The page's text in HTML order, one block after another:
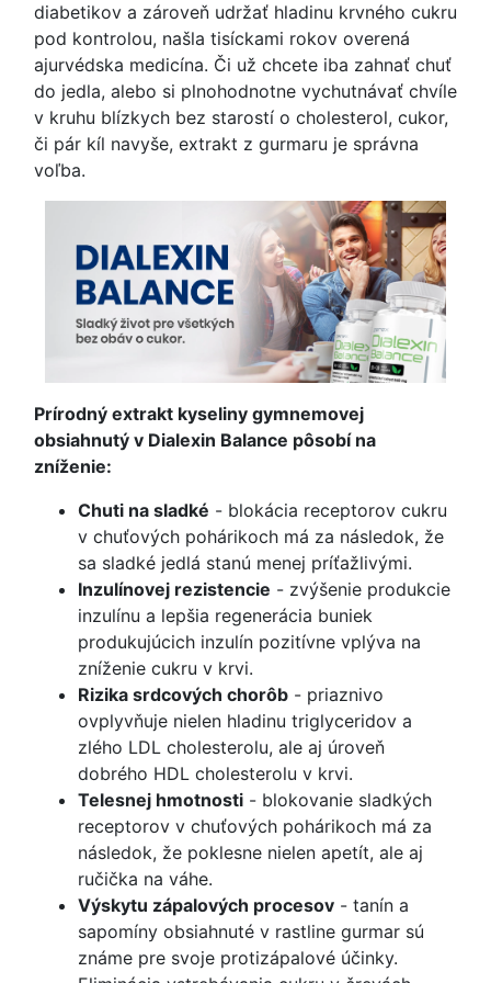
diabetikov a zároveň udržať hladinu krvného cukru
pod kontrolou, našla tisíckami rokov overená
ajurvédska medicína. Či už chcete iba zahnať chuť
do jedla, alebo si plnohodnotne vychutnávať chvíle
v kruhu blízkych bez starostí o cholesterol, cukor,
či pár kíl navyše, extrakt z gurmaru je správna
voľba.
Prírodný extrakt kyseliny gymnemovej
obsiahnutý v Dialexin Balance pôsobí na
zníženie:
Chuti na sladké - blokácia receptorov cukru
v chuťových pohárikoch má za následok, že
sa sladké jedlá stanú menej príťažlivými.
Inzulínovej rezistencie - zvýšenie produkcie
inzulínu a lepšia regenerácia buniek
produkujúcich inzulín pozitívne vplýva na
zníženie cukru v krvi.
Rizika srdcových chorôb - priaznivo
ovplyvňuje nielen hladinu triglyceridov a
zlého LDL cholesterolu, ale aj úroveň
dobrého HDL cholesterolu v krvi.
Telesnej hmotnosti - blokovanie sladkých
receptorov v chuťových pohárikoch má za
následok, že poklesne nielen apetít, ale aj
ručička na váhe.
Výskytu zápalových procesov - tanín a
sapomíny obsiahnuté v rastline gurmar sú
známe pre svoje protizápalové účinky.